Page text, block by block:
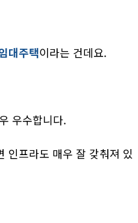
대주택이라는 건데요.
우수합니다.
인프라도 매우 잘 갖춰져 있